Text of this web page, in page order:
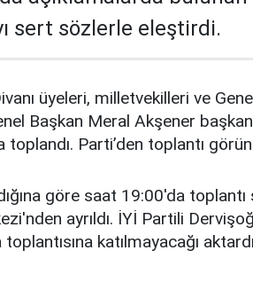
sert sözlerle eleştirdi.
üyeleri, milletvekilleri ve
Başkan Meral Akşener
toplandı. Parti’den toplantı
göre saat 19:00'da
ayrıldı. İYİ Partili
katılmayacağı